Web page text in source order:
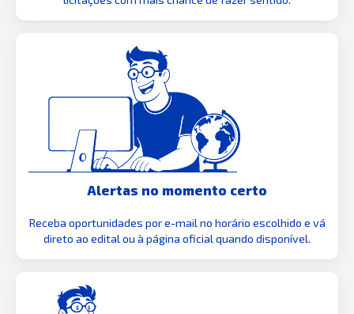
Alertas no momento certo
Receba oportunidades por e-mail no horário escolhido e vá
direto ao edital ou à página oficial quando disponível.